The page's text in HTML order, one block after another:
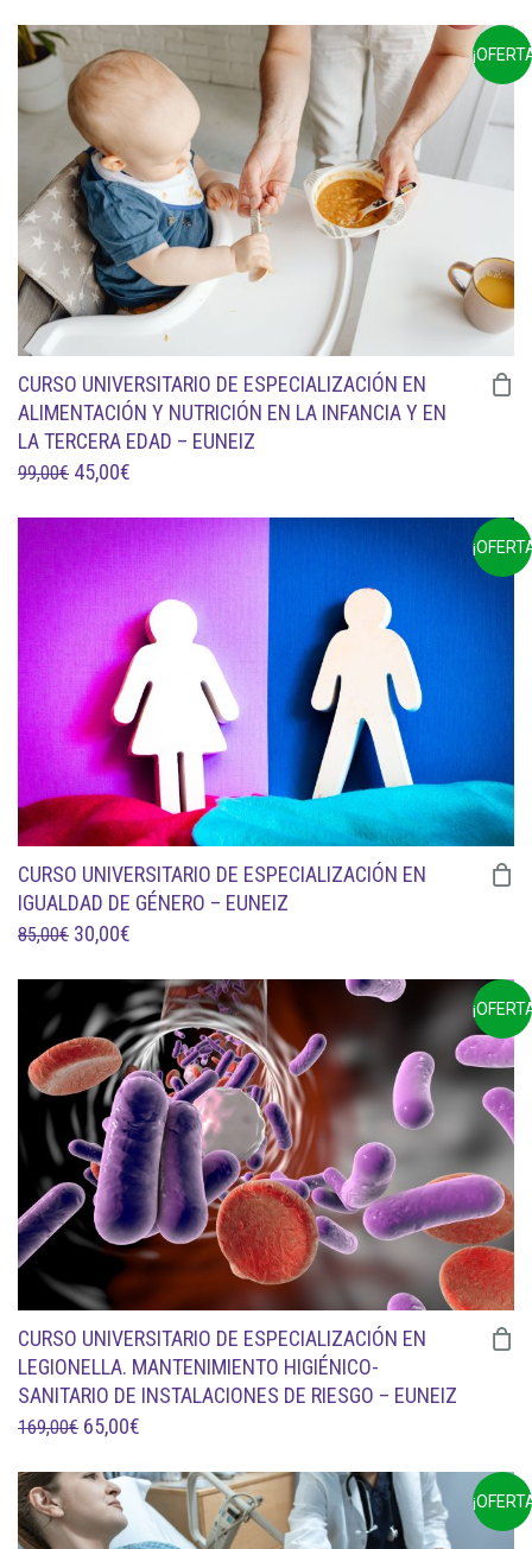
ORIGINAL
ERA:
85,00€.
ES:
30,00€.
CURSO UNIVERSITARIO DE ESPECIALIZACIÓN EN
ALIMENTACIÓN Y NUTRICIÓN EN LA INFANCIA Y EN
LA TERCERA EDAD – EUNEIZ
99,00€ EL
ORIGINAL
ERA:
99,00€.
45,00€
ACTUAL
ES:
45,00€.
CURSO UNIVERSITARIO DE ESPECIALIZACIÓN EN
IGUALDAD DE GÉNERO – EUNEIZ
85,00€ EL
ORIGINAL
ERA:
85,00€.
30,00€
ACTUAL
ES:
30,00€.
CURSO UNIVERSITARIO DE ESPECIALIZACIÓN EN
LEGIONELLA. MANTENIMIENTO HIGIÉNICO-
SANITARIO DE INSTALACIONES DE RIESGO – EUNEIZ
169,00€ EL
ORIGINAL
ERA:
65,00€
ACTUAL
ES: